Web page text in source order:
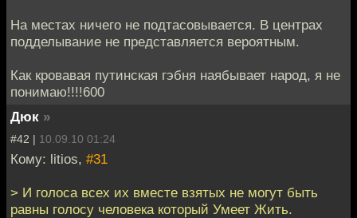
На местах ничего не подтасовывается. В центрах
подделывание не представляется вероятным.
Как кровавая путинская гэбня наябывает народ, я не
понимаю!!!!600
Дюк »
#42 | 10.09.10 01:24
Кому: litios, #31
> И голоса всех их вместе взятых не могут быть
равны голосу человека который Умеет Жить.